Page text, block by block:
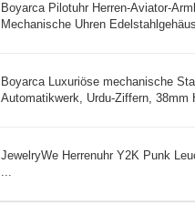
Boyarca Pilotuhr Herren-Aviator-
Mechanische Uhren
Boyarca Luxuriöse mechanische
Automatikwerk, Urdu-Ziffern, 38mm
JewelryWe Herrenuhr Y2K Punk
...